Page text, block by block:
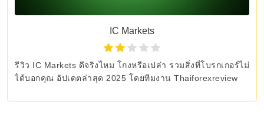
IC Markets
รีวิว IC Markets ดีจริงไหม โกงหรือเปล่า รวมสิ่งที่โบรกเกอร์ไม่
ได้บอกคุณ อัปเดตล่าสุด 2025 โดยทีมงาน Thaiforexreview